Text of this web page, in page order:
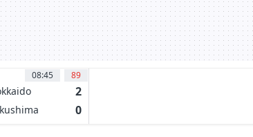
08:45 89
2
0